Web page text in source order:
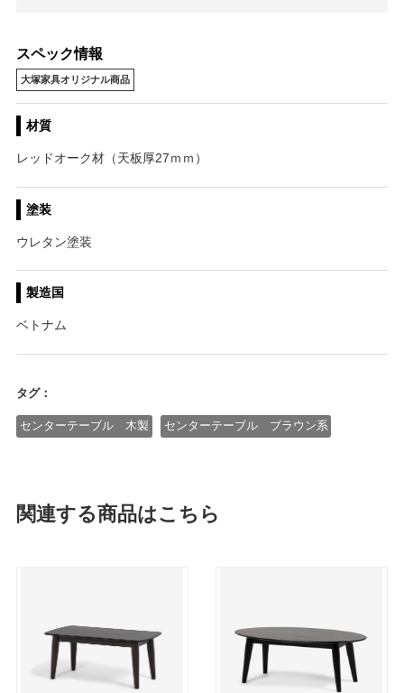
スペック情報
大塚家具オリジナル商品
材質
レッドオーク材（天板厚27ｍｍ）
塗装
ウレタン塗装
製造国
ベトナム
タグ：
センターテーブル 木製 センターテーブル ブラウン系
関連する商品はこちら